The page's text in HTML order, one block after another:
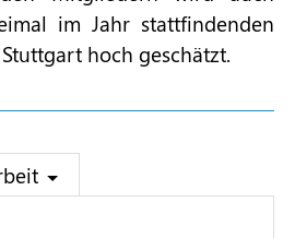
im Jahr stattfindenden
hoch geschätzt.